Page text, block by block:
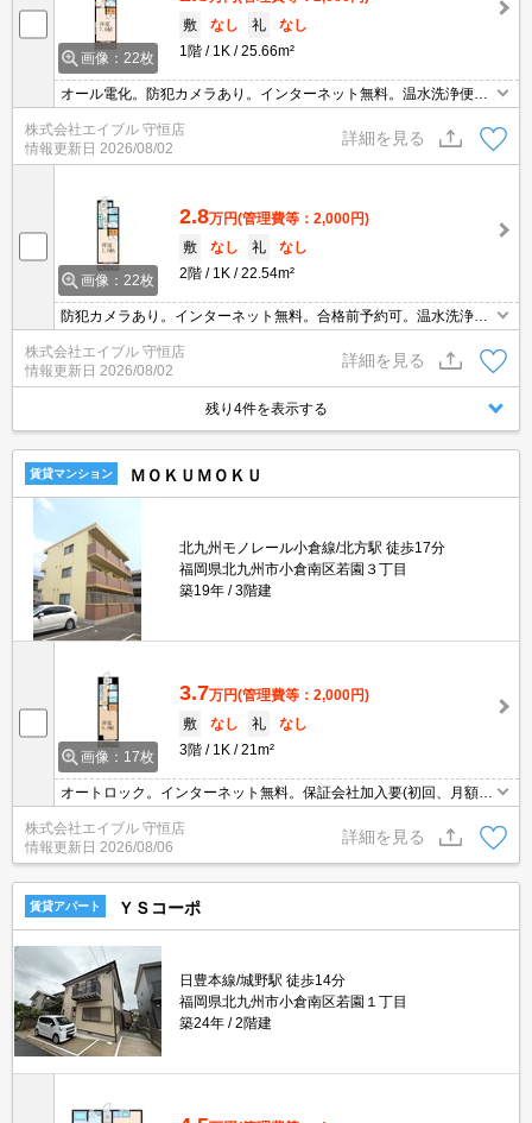
画像：22枚
敷
なし 礼
なし
1階
1K 25.66m²
オール電化。防犯カメラあり。インターネット無料。温水洗浄便座
付き。セブンイレブンへ50m。引越指定業者あり。
株式会社エイブル 守恒店
情報更新日 2026/08/02
詳細を見る
画像：22枚
2.8万円(管理費等：2,000円)
敷
なし 礼
なし
2階
1K 22.54m²
防犯カメラあり。インターネット無料。合格前予約可。温水洗浄便
座付き。北九州大学へ850m。セブンイレブンへ50m。区役所へ170
m。引越指定業者あり。画像の家具家電はCGであり付いていませ
ん。
株式会社エイブル 守恒店
情報更新日 2026/08/02
詳細を見る
残り4件を表示する
賃貸マンション ＭＯＫＵＭＯＫＵ
北九州モノレール小倉線/北方駅 徒歩17分
福岡県北九州市小倉南区若園３丁目
築19年
3階建
画像：17枚
3.7万円(管理費等：2,000円)
敷
なし 礼
なし
3階
1K 21m²
オートロック。インターネット無料。保証会社加入要(初回、月額総
支払額の50％、400円/月)。温水洗浄便座付き。TVインターホン付
き。
株式会社エイブル 守恒店
情報更新日 2026/08/06
詳細を見る
賃貸アパート ＹＳコーポ
日豊本線/城野駅 徒歩14分
福岡県北九州市小倉南区若園１丁目
築24年
2階建